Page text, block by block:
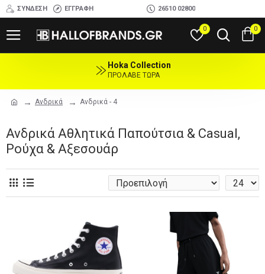
ΣΎΝΔΕΣΗ ΕΓΓΡΑΦΉ 26510 02800
0 0
Ανδρικά Ανδρικά - 4
Hoka Collection
ΠΡΟΛΑΒΕ ΤΩΡΑ
Ανδρικά Αθλητικά Παπούτσια & Casual,
Ρούχα & Αξεσουάρ